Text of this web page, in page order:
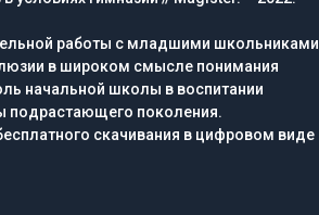
работы с младшими школьниками
в широком смысле понимания
начальной школы в воспитании
подрастающего поколения.
скачивания в цифровом виде